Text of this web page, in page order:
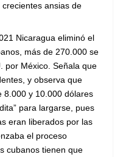
ansias de
Nicaragua eliminó el
más de 270.000 se
por México. Señala que
y observa que
8.000 y 10.000 dólares
para largarse, pues
eran liberados por las
el proceso
cubanos tienen que